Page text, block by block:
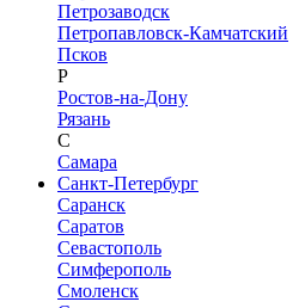
Петрозаводск
Петропавловск-Камчатский
Псков
Р
Ростов-на-Дону
Рязань
С
Самара
Санкт-Петербург
Саранск
Саратов
Севастополь
Симферополь
Смоленск